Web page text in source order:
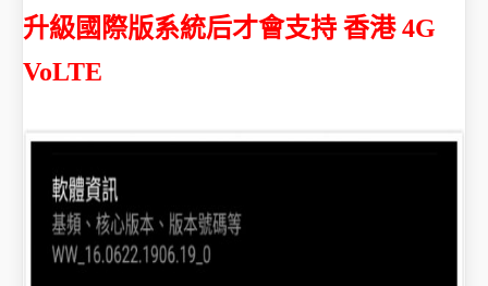
升級國際版系統后才會支持 香港 4G
VoLTE